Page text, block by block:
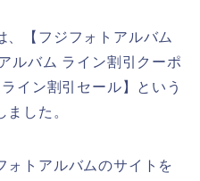
、【フジフォトアルバム
ルバム ライン割引クーポ
イン割引セール】という
した。
ォトアルバムのサイトを